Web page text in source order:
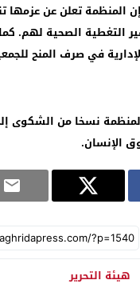
المنظمة تعلن عن
التغطية الصحية لهم.
في صرف المنح
نسخا من الشكوى
الإنسان.
هيئة التحرير